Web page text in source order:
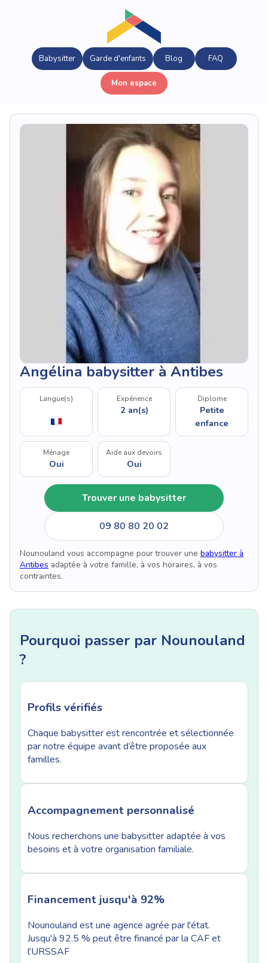
Babysitter Garde d'enfants Blog FAQ
Mon espace
Angélina babysitter à Antibes
Langue(s) Expérience
2 an(s)
Diplome
Petite
enfance
Ménage
Oui
Aide aux devoirs
Oui
Trouver une babysitter
09 80 80 20 02
Nounouland vous accompagne pour trouver une babysitter à
Antibes adaptée à votre famille, à vos horaires, à vos
contraintes.
Pourquoi passer par Nounouland
?
Profils vérifiés
Chaque babysitter est rencontrée et sélectionnée
par notre équipe avant d’être proposée aux
familles.
Accompagnement personnalisé
Nous recherchons une babysitter adaptée à vos
besoins et à votre organisation familiale.
Financement jusqu'à 92%
Nounouland est une agence agrée par l'état.
Jusqu'à 92.5 % peut être financé par la CAF et
l'URSSAF